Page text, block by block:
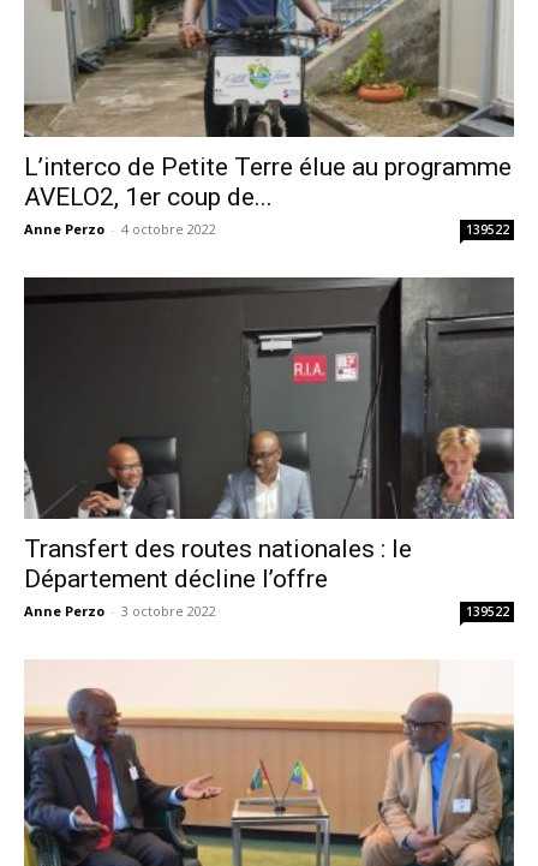
L’interco de Petite Terre élue au programme
AVELO2, 1er coup de...
Anne Perzo - 4 octobre 2022 139522
Transfert des routes nationales : le
Département décline l’offre
Anne Perzo - 3 octobre 2022 139522